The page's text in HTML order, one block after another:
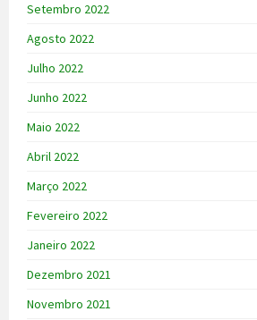
Setembro 2022
Agosto 2022
Julho 2022
Junho 2022
Maio 2022
Abril 2022
Março 2022
Fevereiro 2022
Janeiro 2022
Dezembro 2021
Novembro 2021